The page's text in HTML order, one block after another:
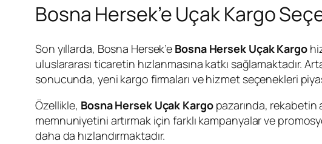
Bosna Hersek’e Uçak Kargo
Son yıllarda, Bosna Hersek’e Bosna Hersek Uçak Kargo
uluslararası ticaretin hızlanmasına katkı sağlamaktadır.
sonucunda, yeni kargo firmaları ve hizmet seçenekleri
Özellikle, Bosna Hersek Uçak Kargopazarında, rekabetin
memnuniyetini artırmak için farklı kampanyalar ve
daha da hızlandırmaktadır.